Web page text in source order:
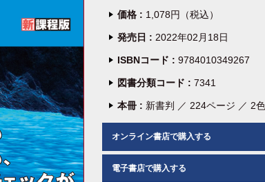
価格 : 1,078円（税込）
発売日 : 2022年02月18日
ISBNコード : 9784010349267
図書分類コード : 7341
本冊 : 新書判 ／ 224ページ ／ 2
オンライン書店で購入する
電子書店で購入する